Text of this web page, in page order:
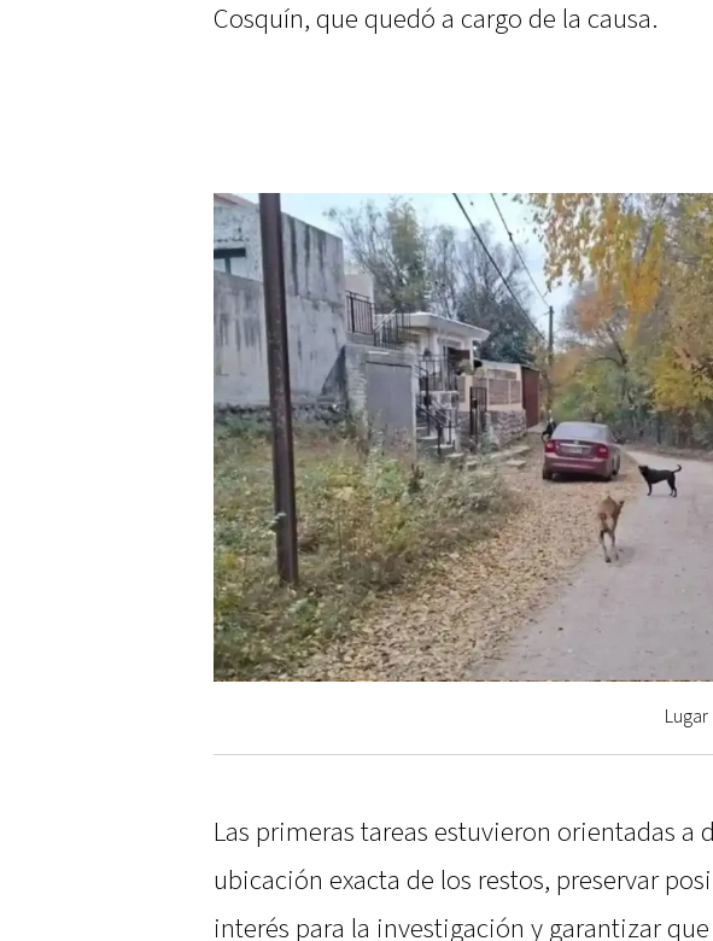
Cosquín, que quedó a cargo de la causa.
Las primeras tareas estuvieron orientadas a
ubicación exacta de los restos, preservar
interés para la investigación y garantizar